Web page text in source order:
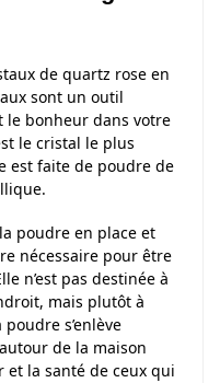
de quartz rose en
sont un outil
le bonheur dans votre
le cristal le plus
est faite de poudre de
poudre en place et
nécessaire pour être
n’est pas destinée à
mais plutôt à
s’enlève
de la maison
et la santé de ceux qui